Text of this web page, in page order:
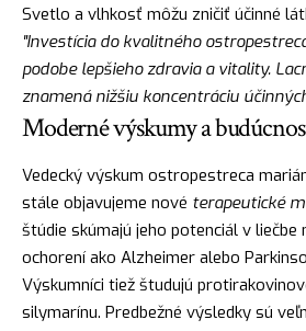
Svetlo a vlhkosť môžu zničiť účinné
"Investícia do kvalitného
podobe lepšieho zdravia a vitality.
znamená nižšiu koncentráciu
Moderné výskumy a
Vedecký výskum ostropestreca
stále objavujeme nové terapeutické
štúdie skúmajú jeho potenciál v liečbe
ochorení ako Alzheimer alebo
Výskumníci tiež študujú
silymarínu. Predbežné výsledky sú